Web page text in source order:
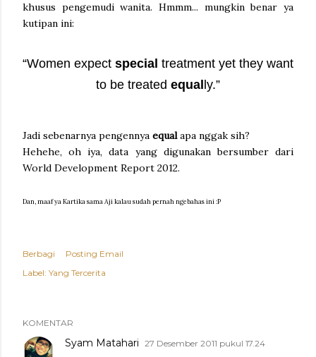
khusus pengemudi wanita. Hmmm... mungkin benar ya
kutipan ini:
“Women expect special treatment yet they want
to be treated equal ly.”
Jadi sebenarnya pengennya equalapa nggak sih?
Hehehe, oh iya, data yang digunakan bersumber dari
World Development Report 2012.
Dan, maaf ya Kartika sama Aji kalau sudah pernah ngebahas ini :P
Berbagi
Posting Email
Label: Yang Tercerita
KOMENTAR
Syam Matahari 27 Desember 2011 pukul 17.24